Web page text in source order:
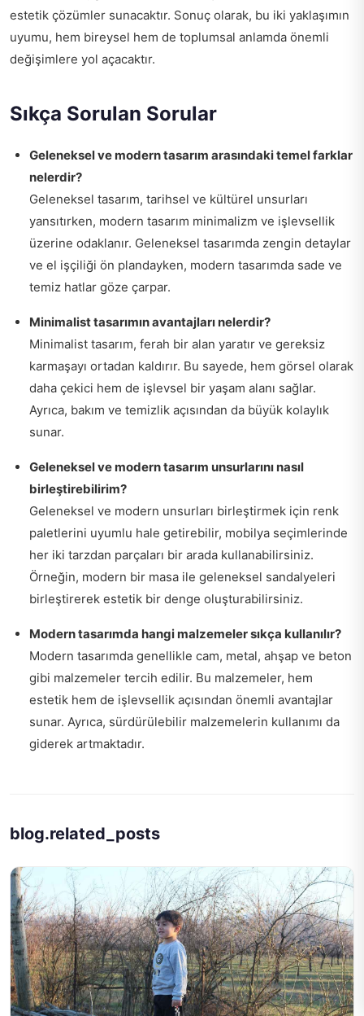
estetik çözümler sunacaktır. Sonuç olarak, bu iki yaklaşımın
uyumu, hem bireysel hem de toplumsal anlamda önemli
değişimlere yol açacaktır.
Sıkça Sorulan Sorular
Geleneksel ve modern tasarım arasındaki temel farklar
nelerdir?
Geleneksel tasarım, tarihsel ve kültürel unsurları
yansıtırken, modern tasarım minimalizm ve işlevsellik
üzerine odaklanır. Geleneksel tasarımda zengin detaylar
ve el işçiliği ön plandayken, modern tasarımda sade ve
temiz hatlar göze çarpar.
Minimalist tasarımın avantajları nelerdir?
Minimalist tasarım, ferah bir alan yaratır ve gereksiz
karmaşayı ortadan kaldırır. Bu sayede, hem görsel olarak
daha çekici hem de işlevsel bir yaşam alanı sağlar.
Ayrıca, bakım ve temizlik açısından da büyük kolaylık
sunar.
Geleneksel ve modern tasarım unsurlarını nasıl
birleştirebilirim?
Geleneksel ve modern unsurları birleştirmek için renk
paletlerini uyumlu hale getirebilir, mobilya seçimlerinde
her iki tarzdan parçaları bir arada kullanabilirsiniz.
Örneğin, modern bir masa ile geleneksel sandalyeleri
birleştirerek estetik bir denge oluşturabilirsiniz.
Modern tasarımda hangi malzemeler sıkça kullanılır?
Modern tasarımda genellikle cam, metal, ahşap ve beton
gibi malzemeler tercih edilir. Bu malzemeler, hem
estetik hem de işlevsellik açısından önemli avantajlar
sunar. Ayrıca, sürdürülebilir malzemelerin kullanımı da
giderek artmaktadır.
blog.related_posts